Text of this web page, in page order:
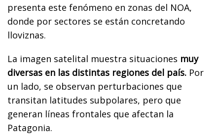
presenta este fenómeno en zonas del NOA,
donde por sectores se están concretando
lloviznas.
La imagen satelital muestra situaciones muy
diversas en las distintas regiones del país. Por
un lado, se observan perturbaciones que
transitan latitudes subpolares, pero que
generan líneas frontales que afectan la
Patagonia.